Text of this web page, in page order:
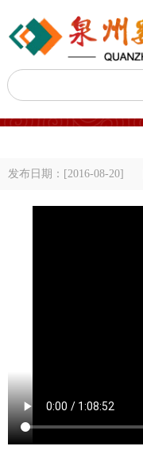
发布日期：[2016-08-20]